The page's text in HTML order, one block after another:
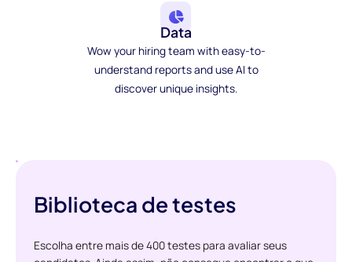
Data
Wow your hiring team with easy-to-
understand reports and use AI to
discover unique insights.
Biblioteca de testes
Escolha entre mais de 400 testes para avaliar seus